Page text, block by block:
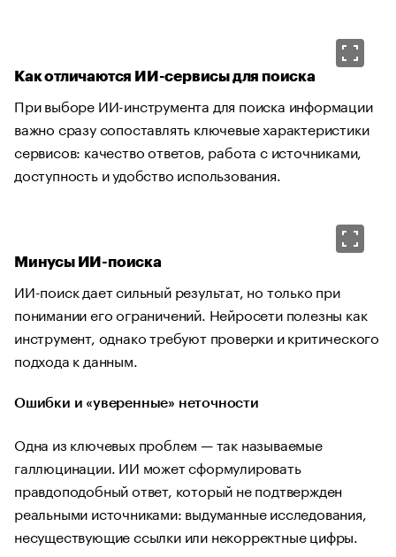
Как отличаются ИИ-сервисы для поиска
При выборе ИИ-инструмента для поиска информации
важно сразу сопоставлять ключевые характеристики
сервисов: качество ответов, работа с источниками,
доступность и удобство использования.
Минусы ИИ-поиска
ИИ-поиск дает сильный результат, но только при
понимании его ограничений. Нейросети полезны как
инструмент, однако требуют проверки и критического
подхода к данным.
Ошибки и «уверенные» неточности
Одна из ключевых проблем — так называемые
галлюцинации. ИИ может сформулировать
правдоподобный ответ, который не подтвержден
реальными источниками: выдуманные исследования,
несуществующие ссылки или некорректные цифры.